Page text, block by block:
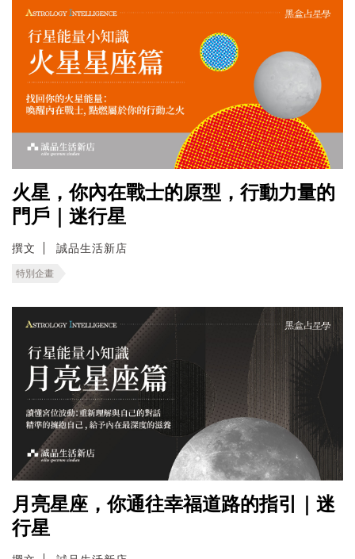
火星，你內在戰士的原型，行動力量的
門戶｜迷行星
撰文 誠品生活新店
特別企畫
月亮星座，你通往幸福道路的指引｜迷
行星